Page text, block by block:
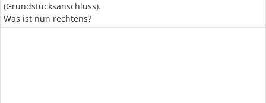
(Grundstücksanschluss).
Was ist nun rechtens?